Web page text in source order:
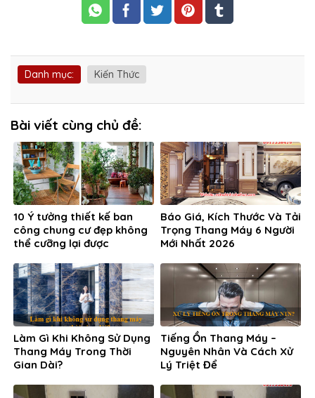
Danh mục: Kiến Thức
Bài viết cùng chủ đề:
10 Ý tưởng thiết kế ban
công chung cư đẹp không
thể cưỡng lại được
Báo Giá, Kích Thước Và Tải
Trọng Thang Máy 6 Người
Mới Nhất 2026
Làm Gì Khi Không Sử Dụng
Thang Máy Trong Thời
Gian Dài?
Tiếng Ồn Thang Máy –
Nguyên Nhân Và Cách Xử
Lý Triệt Để